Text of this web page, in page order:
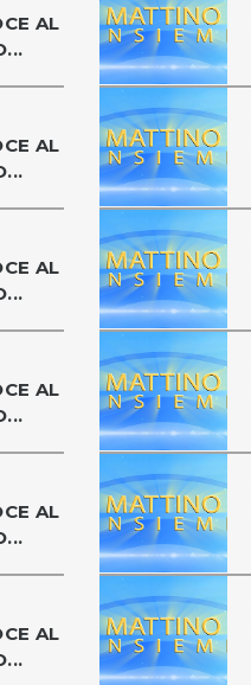
AL
AL
AL
AL
AL
AL